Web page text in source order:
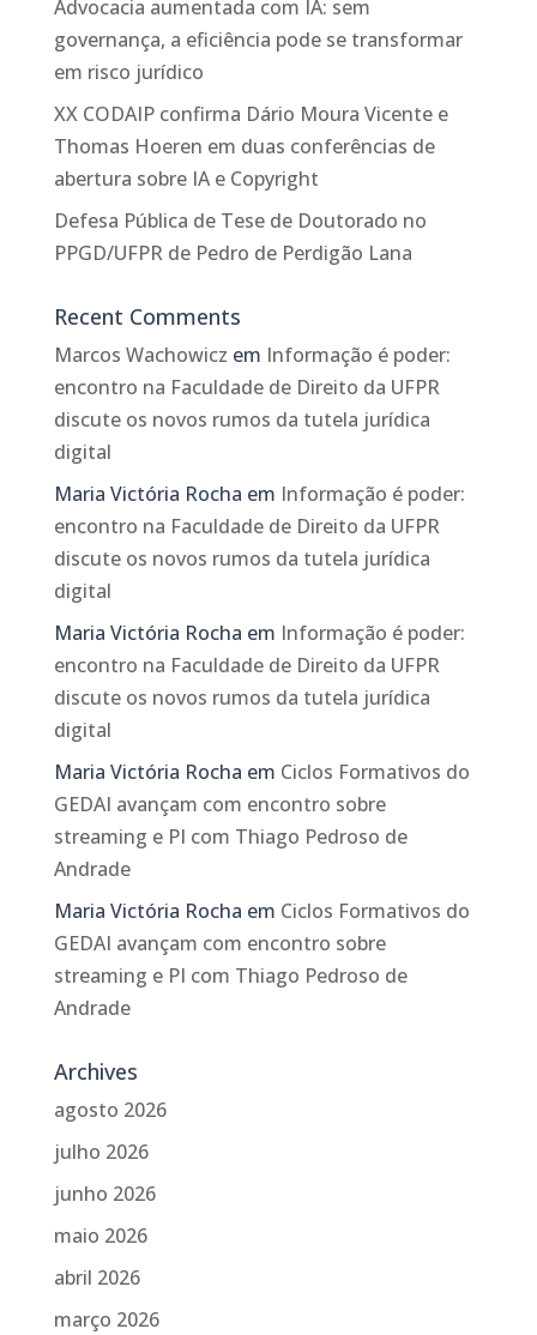
Advocacia aumentada com IA: sem
governança, a eficiência pode se transformar
em risco jurídico
XX CODAIP confirma Dário Moura Vicente e
Thomas Hoeren em duas conferências de
abertura sobre IA e Copyright
Defesa Pública de Tese de Doutorado no
PPGD/UFPR de Pedro de Perdigão Lana
Recent Comments
Marcos Wachowicz em Informação é poder:
encontro na Faculdade de Direito da UFPR
discute os novos rumos da tutela jurídica
digital
Maria Victória Rocha em Informação é poder:
encontro na Faculdade de Direito da UFPR
discute os novos rumos da tutela jurídica
digital
Maria Victória Rocha em Informação é poder:
encontro na Faculdade de Direito da UFPR
discute os novos rumos da tutela jurídica
digital
Maria Victória Rocha em Ciclos Formativos do
GEDAI avançam com encontro sobre
streaming e PI com Thiago Pedroso de
Andrade
Maria Victória Rocha em Ciclos Formativos do
GEDAI avançam com encontro sobre
streaming e PI com Thiago Pedroso de
Andrade
Archives
agosto 2026
julho 2026
junho 2026
maio 2026
abril 2026
março 2026